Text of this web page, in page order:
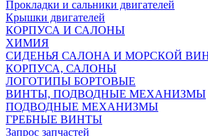
Прокладки и сальники двигателей
Крышки двигателей
КОРПУСА И САЛОНЫ
ХИМИЯ
СИДЕНЬЯ САЛОНА И МОРСКОЙ
КОРПУСА, САЛОНЫ
ЛОГОТИПЫ БОРТОВЫЕ
ВИНТЫ, ПОДВОДНЫЕ МЕХАНИЗМЫ
ПОДВОДНЫЕ МЕХАНИЗМЫ
ГРЕБНЫЕ ВИНТЫ
Запрос запчастей